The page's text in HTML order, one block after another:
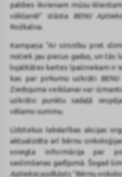
paldies ikvienam mūsu
vākšanā!” stāsta BENU
Rožkalna.
Kampaņa “Ar sirsnību pret
notiek jau piecus gadus, un tās
lojalitātes kartes īpašniekam ir
kas par pirkumu uzkrāti
Ziedojuma veikšanai var
uzkrāto punktu sadaļā
vēlamo summu.
Līdztekus labdarības akcijas
aktualizēta arī bērnu
sniegta informācija par
saslimšanas gadījumā. Šogad
Aptiekaspodkāsts “Bērnu